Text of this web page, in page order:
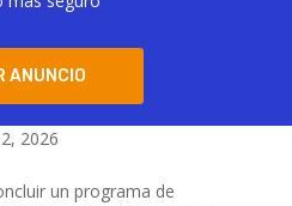
ANUNCIOpor qué sus
en la trampa (y
2, 2026
un programa de